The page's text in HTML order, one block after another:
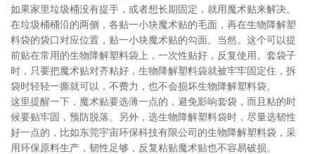
如果家里垃圾桶没有提手，或者想长期固定，就用魔术贴来解决。
在垃圾桶桶沿的两侧，各贴一小块魔术贴的毛面，再在生物降解塑
料袋的袋口对应位置，贴一小块魔术贴的勾面。当然。这个可以提
前贴在常用的生物降解塑料袋上，一次性贴好，反复使用。套袋子
时，只要把魔术贴对齐粘好，生物降解塑料袋就被牢牢固定住，拆
袋时轻轻一撕就可以，不费力，也不会损坏生物降解塑料袋。
这里提醒一下，魔术贴要选薄一点的，避免影响套袋，而且粘的时
候要贴牢固，预防脱落。另外，选生物降解塑料袋时，尽量选韧性
好一点的，比如东莞宇宙环保科技有限公司的生物降解塑料袋，采
用环保原料生产，韧性足够，反复粘贴魔术贴也不容易破损。